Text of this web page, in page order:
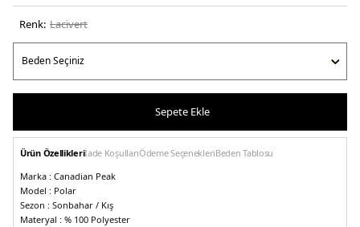
Renk: laci̇vert
Sepete Ekle
Ürün Özellikleriİade KoşullarıÖdeme SeçenekleriBeden Tablosu
Marka : Canadian Peak
Model : Polar
Sezon : Sonbahar / Kış
Materyal : % 100 Polyester